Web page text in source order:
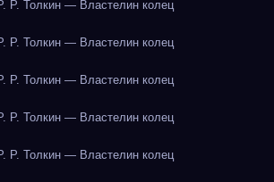
Р. Толкин — Властелин колец
Р. Толкин — Властелин колец
Р. Толкин — Властелин колец
Р. Толкин — Властелин колец
Р. Толкин — Властелин колец